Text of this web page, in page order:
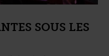
SOUS LES